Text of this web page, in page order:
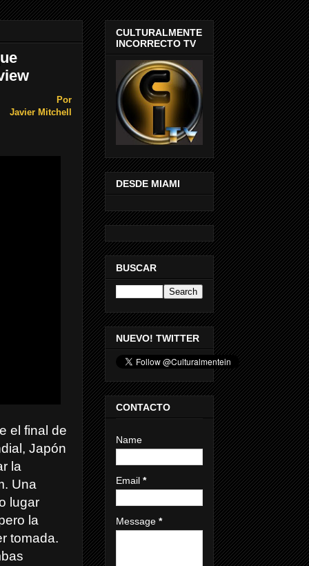
Por
Javier Mitchell
el final de
Japón
la
Una
lugar
la
tomada.
CULTURALMENTE
INCORRECTO TV
DESDE MIAMI
BUSCAR
NUEVO! TWITTER
CONTACTO
Name
Email *
Message *